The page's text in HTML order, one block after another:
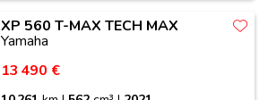
XP 560 T-MAX TECH MAX
Yamaha
13 490 €